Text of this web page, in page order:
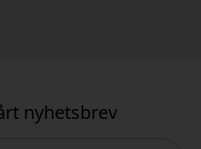
nyhetsbrev